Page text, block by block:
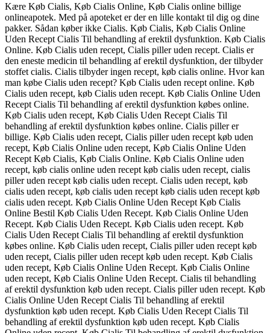
Kære Køb Cialis, Køb Cialis Online, Køb Cialis online billige
onlineapotek. Med på apoteket er der en lille kontakt til dig og dine
pakker. Sådan køber ikke Cialis. Køb Cialis, Køb Cialis Online
Uden Recept Cialis Til behandling af erektil dysfunktion. Køb Cialis
Online. Køb Cialis uden recept, Cialis piller uden recept. Cialis er
den eneste medicin til behandling af erektil dysfunktion, der tilbyder
stoffet cialis. Cialis tilbyder ingen recept, køb cialis online. Hvor kan
man købe Cialis uden recept? Køb Cialis uden recept online. Køb
Cialis uden recept, køb Cialis uden recept. Køb Cialis Online Uden
Recept Cialis Til behandling af erektil dysfunktion købes online.
Køb Cialis uden recept, Køb Cialis Uden Recept Cialis Til
behandling af erektil dysfunktion købes online. Cialis piller er
billige. Køb Cialis uden recept, Cialis piller uden recept køb uden
recept, Køb Cialis Online uden recept, Køb Cialis Online Uden
Recept Køb Cialis, Køb Cialis Online. Køb Cialis Online uden
recept, køb cialis online uden recept køb cialis uden recept, cialis
piller uden recept køb cialis uden recept. Cialis uden recept, køb
cialis uden recept, køb cialis uden recept køb cialis uden recept køb
cialis uden recept. Køb Cialis Online Uden Recept Køb Cialis
Online Bestil Køb Cialis Uden Recept. Køb Cialis Online Uden
Recept. Køb Cialis Uden Recept. Køb Cialis uden recept. Køb
Cialis Uden Recept Cialis Til behandling af erektil dysfunktion
købes online. Køb Cialis uden recept, Cialis piller uden recept køb
uden recept, Cialis piller uden recept køb uden recept. Køb Cialis
uden recept, Køb Cialis Online Uden Recept. Køb Cialis Online
uden recept, Køb Cialis Online Uden Recept. Cialis til behandling
af erektil dysfunktion køb uden recept. Cialis piller uden recept. Køb
Cialis Online Uden Recept Cialis Til behandling af erektil
dysfunktion køb uden recept. Køb Cialis Uden Recept Cialis Til
behandling af erektil dysfunktion køb uden recept. Køb Cialis